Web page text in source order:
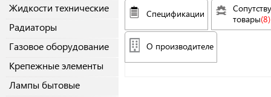
Жидкости технические
Радиаторы
Газовое оборудование
Крепежные элементы
Лампы бытовые
Спецификации
товары(8)
О производителе